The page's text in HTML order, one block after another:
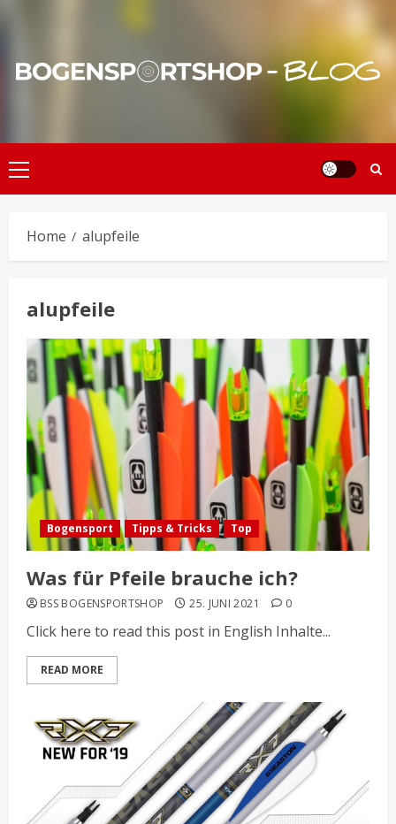
Primary
Menu
Home alupfeile
alupfeile
Bogensport Tipps & Tricks Top
Was für Pfeile brauche ich?
BSS BOGENSPORTSHOP 25. JUNI 2021 0
Click here to read this post in English Inhalte...
READ MORE